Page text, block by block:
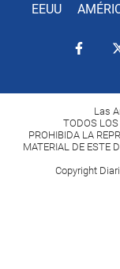
EEUU
Las
TODOS
PROHIBIDA LA
MATERIAL DE ESTE
Copyright